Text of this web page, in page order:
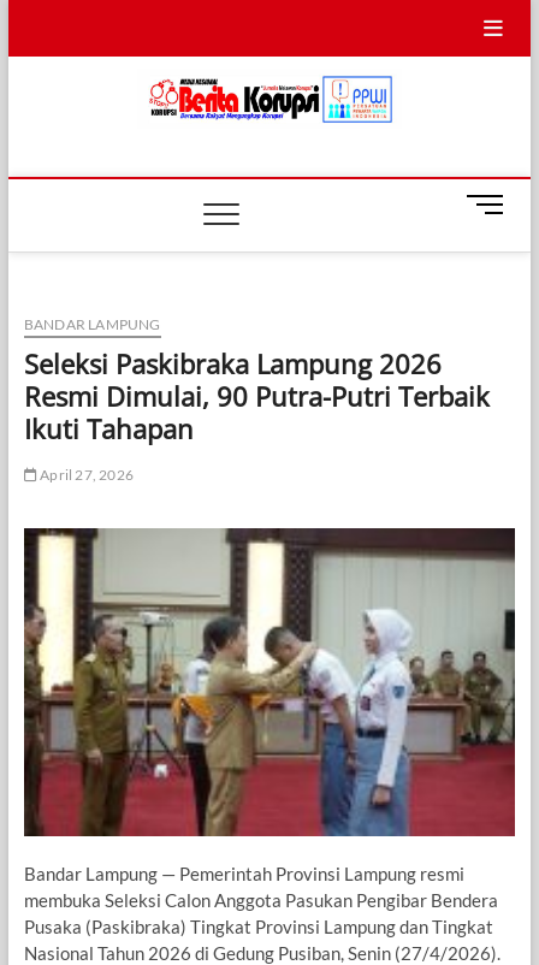
Info BERITA
M
n
t
BANDAR LAMPUNG
Seleksi Paskibraka Lampung 2026
Resmi Dimulai, 90 Putra-Putri Terbaik
Ikuti Tahapan
April 27, 2026
Bandar Lampung — Pemerintah Provinsi Lampung resmi
membuka Seleksi Calon Anggota Pasukan Pengibar Bendera
Pusaka (Paskibraka) Tingkat Provinsi Lampung dan Tingkat
Nasional Tahun 2026 di Gedung Pusiban, Senin (27/4/2026).